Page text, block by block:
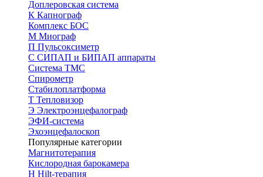
Доплеровская система
К Капнограф
Комплекс БОС
М Миограф
П Пульсоксиметр
С СИПАП и БИПАП аппараты
Система ТМС
Спирометр
Стабилоплатформа
Т Тепловизор
Э Электроэнцефалограф
ЭФИ-система
Эхоэнцефалоскоп
Популярные категории
Магнитотерапия
Кислородная барокамера
H Hilt-терапия